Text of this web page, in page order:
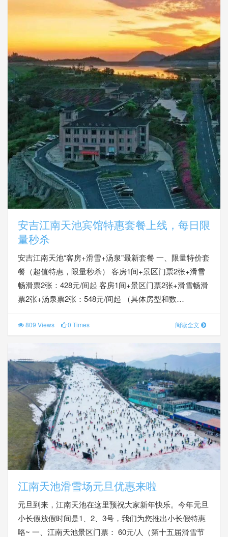
安吉江南天池宾馆特惠套餐上线，每日限
量秒杀
安吉江南天池“客房+滑雪+汤泉”最新套餐 一、限量特价套
餐（超值特惠，限量秒杀） 客房1间+景区门票2张+滑雪
畅滑票2张：428元/间起 客房1间+景区门票2张+滑雪畅滑
票2张+汤泉票2张：548元/间起 （具体房型和数…
809 Views 0 Times 阅读全文
江南天池滑雪场元旦优惠来啦
元旦到来，江南天池在这里预祝大家新年快乐。今年元旦
小长假放假时间是1、2、3号，我们为您推出小长假特惠
咯~ 一、江南天池景区门票： 60元/人（第十五届滑雪节